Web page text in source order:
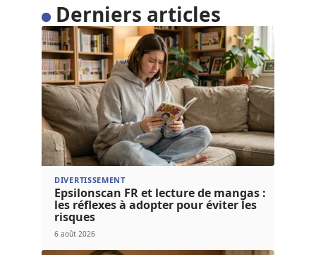
Derniers articles
DIVERTISSEMENT
Epsilonscan FR et lecture de mangas :
les réflexes à adopter pour éviter les
risques
6 août 2026